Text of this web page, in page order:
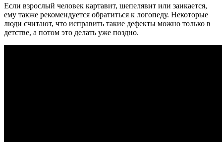
Если взрослый человек картавит, шепелявит или заикается,
ему также рекомендуется обратиться к логопеду. Некоторые
люди считают, что исправить такие дефекты можно только в
детстве, а потом это делать уже поздно.